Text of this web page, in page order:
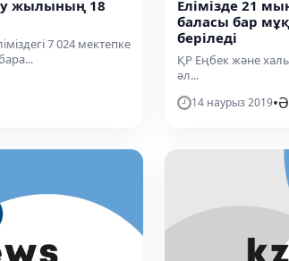
жылының 18
7 024 мектепке
Елімізде 21
баласы бар
беріледі
ҚР Еңбек және
әл...
14 наурыз 2019•